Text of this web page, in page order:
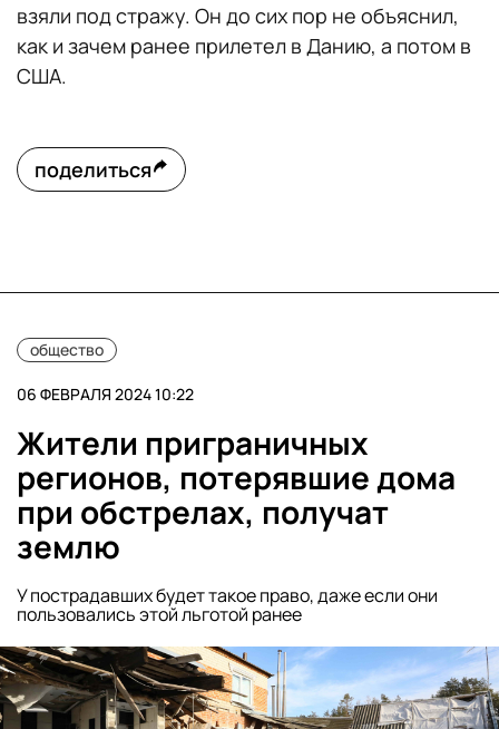
взяли под стражу. Он до сих пор не объяснил,
как и зачем ранее прилетел в Данию, а потом в
США.
поделиться
общество
06 ФЕВРАЛЯ 2024 10:22
Жители приграничных
регионов, потерявшие дома
при обстрелах, получат
землю
У пострадавших будет такое право, даже если они
пользовались этой льготой ранее